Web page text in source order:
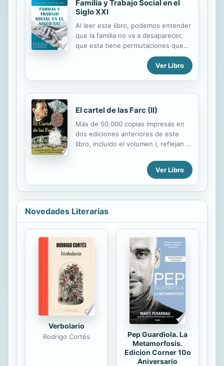
ellas harán cambiar sus vidas.
Familia y Trabajo Social en el
Siglo XXI
Al leer este libro, podemos entender
que la familia no va a desaparecer,
que esta tiene permutaciones que
debemos aceptarlas sin dejar de lado
el amor, el respeto, la tolerancia a la
diversidad de ideologia y tendencias,
humana sin extenderse en
ambiciones y en vanidades sobre
todo materiales.
Ver Libro
El cartel de las Farc (II)
Más de 50.000 copias impresas en
dos ediciones anteriores de este
libro, incluido el volumen I, reflejan la
investigación académica que
demuestra la progresiva inmersión
de las Farc en el narcotráfico, así
como las consecuencias políticas,
externas— que trajo consigo dicho
fenómeno para Colombia dentro del
hemisferio occidental. El Cartel de
las Farc resume la conversión de las
guerrillas comunistas colombianas en
movimientos narcoterroristas,
integrantes de la cadena
internacional del terror, que agrede
la...
Ver Libro
Novedades Literarias
Verbolario
Rodrigo Cortés
Pep Guardiola. La
Metamorfosis.
Edicion Corner 10o
Aniversario